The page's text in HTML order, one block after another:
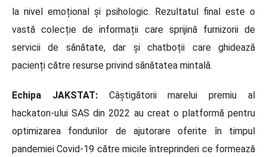
la nivel emoțional și psihologic. Rezultatul final este o
vastă colecție de informații care sprijină furnizorii de
servicii de sănătate, dar și chatboții care ghidează
pacienți către resurse privind sănătatea mintală.
Echipa JAKSTAT:Câștigătorii marelui premiu al
hackaton-ului SAS din 2022 au creat o platformă pentru
optimizarea fondurilor de ajutorare oferite în timpul
pandemiei Covid-19 către micile întreprinderi ce formează